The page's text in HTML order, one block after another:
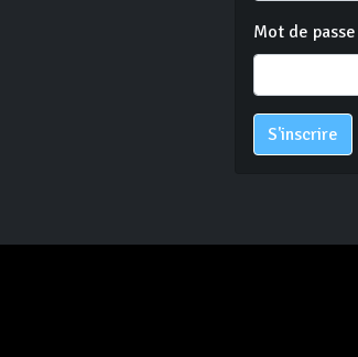
Mot de passe
S'inscrire